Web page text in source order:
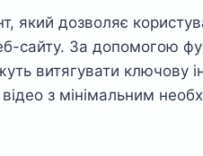
який дозволяє
сайту. За допомогою
витягувати ключову
з мінімальним